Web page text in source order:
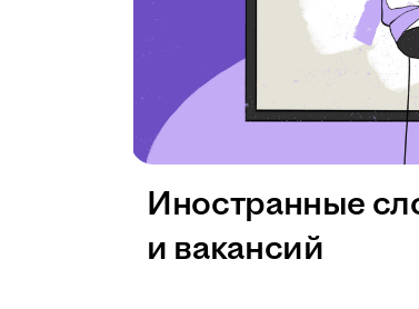
Иностранные
и вакансий